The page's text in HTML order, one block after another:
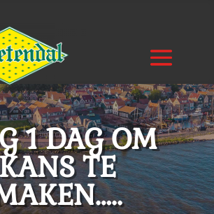
1 DAG OM
TE